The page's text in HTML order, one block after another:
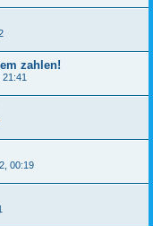
zahlen!
00:19